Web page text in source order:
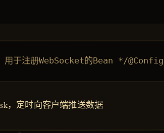
，定时向客户端推送数据